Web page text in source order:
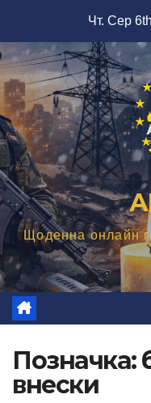
вмісту
Чт. Сер
Щоденна онлайн
Позначка:
внески